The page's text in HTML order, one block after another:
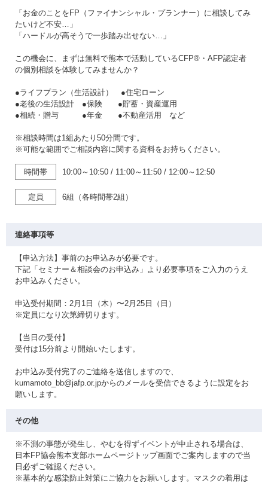
「お金のことをFP（ファイナンシャル・プランナー）に相談してみ
たいけど不安…」
「ハードルが高そうで一歩踏み出せない…」
この機会に、まずは無料で熊本で活動しているCFP®・AFP認定者
の個別相談を体験してみませんか？
●ライフプラン（生活設計） ●住宅ローン
●老後の生活設計 ●保険 ●貯蓄・資産運用
●相続・贈与 ●年金 ●不動産活用 など
※相談時間は1組あたり50分間です。
※可能な範囲でご相談内容に関する資料をお持ちください。
時間帯 10:00～10:50 / 11:00～11:50 / 12:00～12:50
定員 6組（各時間帯2組）
連絡事項等
【申込方法】事前のお申込みが必要です。
下記「セミナー＆相談会のお申込み」より必要事項をご入力のうえ
お申込みください。
申込受付期間：2月1日（木）〜2月25日（日）
※定員になり次第締切ります。
【当日の受付】
受付は15分前より開始いたします。
お申込み受付完了のご連絡を送信しますので、
kumamoto_bb@jafp.or.jpからのメールを受信できるように設定をお
願いします。
その他
※不測の事態が発生し、やむを得ずイベントが中止される場合は、
日本FP協会熊本支部ホームページトップ画面でご案内しますので当
日必ずご確認ください。
※基本的な感染防止対策にご協力をお願いします。マスクの着用は